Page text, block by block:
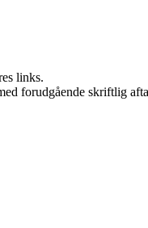
links.
forudgående skriftlig